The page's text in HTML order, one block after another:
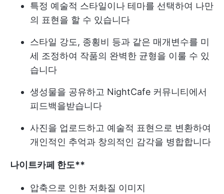
특정 예술적 스타일이나 테마를 선택하여 나만
의 표현을 할 수 있습니다
스타일 강도, 종횡비 등과 같은 매개변수를 미
세 조정하여 작품의 완벽한 균형을 이룰 수 있
습니다
생성물을 공유하고 NightCafe 커뮤니티에서
피드백을받습니다
사진을 업로드하고 예술적 표현으로 변환하여
개인적인 추억과 창의적인 감각을 병합합니다
나이트카페 한도**
압축으로 인한 저화질 이미지